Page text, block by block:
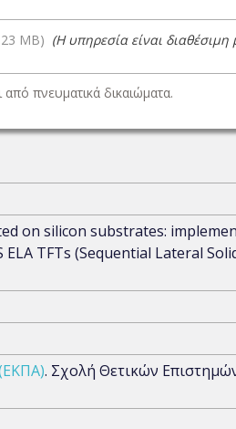
MB) (Η υπηρεσία είναι
πνευματικά δικαιώματα.
on silicon substrates:
TFTs (Sequential Lateral
. Σχολή Θετικών